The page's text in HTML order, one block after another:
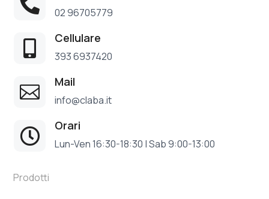
 02 96705779

Cellulare
393 6937420

Mail
info@claba.it

Orari
Lun-Ven 16:30-18:30 | Sab 9:00-13:00
Prodotti